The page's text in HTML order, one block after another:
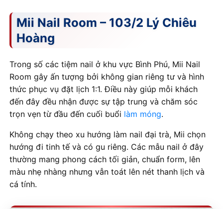
Mii Nail Room – 103/2 Lý Chiêu
Hoàng
Trong số các tiệm nail ở khu vực Bình Phú, Mii Nail
Room gây ấn tượng bởi không gian riêng tư và hình
thức phục vụ đặt lịch 1:1. Điều này giúp mỗi khách
đến đây đều nhận được sự tập trung và chăm sóc
trọn vẹn từ đầu đến cuối buổi làm móng.
Không chạy theo xu hướng làm nail đại trà, Mii chọn
hướng đi tinh tế và có gu riêng. Các mẫu nail ở đây
thường mang phong cách tối giản, chuẩn form, lên
màu nhẹ nhàng nhưng vẫn toát lên nét thanh lịch và
cá tính.